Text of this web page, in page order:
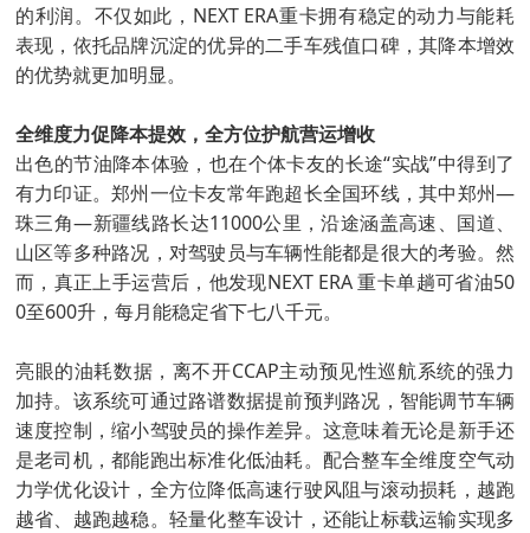
的利润。不仅如此，NEXT ERA重卡拥有稳定的动力与能耗
表现，依托品牌沉淀的优异的二手车残值口碑，其降本增效
的优势就更加明显。
全维度力促降本提效，全方位护航营运增收
出色的节油降本体验，也在个体卡友的长途“实战”中得到了
有力印证。郑州一位卡友常年跑超长全国环线，其中郑州—
珠三角—新疆线路长达11000公里，沿途涵盖高速、国道、
山区等多种路况，对驾驶员与车辆性能都是很大的考验。然
而，真正上手运营后，他发现NEXT ERA 重卡单趟可省油50
0至600升，每月能稳定省下七八千元。
亮眼的油耗数据，离不开CCAP主动预见性巡航系统的强力
加持。该系统可通过路谱数据提前预判路况，智能调节车辆
速度控制，缩小驾驶员的操作差异。这意味着无论是新手还
是老司机，都能跑出标准化低油耗。配合整车全维度空气动
力学优化设计，全方位降低高速行驶风阻与滚动损耗，越跑
越省、越跑越稳。轻量化整车设计，还能让标载运输实现多